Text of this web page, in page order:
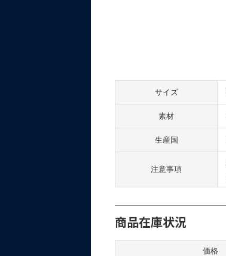
サイズ
素材
生産国
注意事項
商品在庫状況
価格